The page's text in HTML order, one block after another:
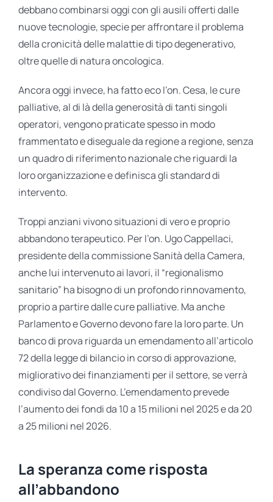
debbano combinarsi oggi con gli ausili offerti dalle
nuove tecnologie, specie per affrontare il problema
della cronicità delle malattie di tipo degenerativo,
oltre quelle di natura oncologica.
Ancora oggi invece, ha fatto eco l’on. Cesa, le cure
palliative, al di là della generosità di tanti singoli
operatori, vengono praticate spesso in modo
frammentato e diseguale da regione a regione, senza
un quadro di riferimento nazionale che riguardi la
loro organizzazione e definisca gli standard di
intervento.
Troppi anziani vivono situazioni di vero e proprio
abbandono terapeutico. Per l’on. Ugo Cappellaci,
presidente della commissione Sanità della Camera,
anche lui intervenuto ai lavori, il “regionalismo
sanitario” ha bisogno di un profondo rinnovamento,
proprio a partire dalle cure palliative. Ma anche
Parlamento e Governo devono fare la loro parte. Un
banco di prova riguarda un emendamento all’articolo
72 della legge di bilancio in corso di approvazione,
migliorativo dei finanziamenti per il settore, se verrà
condiviso dal Governo. L’emendamento prevede
l’aumento dei fondi da 10 a 15 milioni nel 2025 e da 20
a 25 milioni nel 2026.
La speranza come risposta
all’abbandono